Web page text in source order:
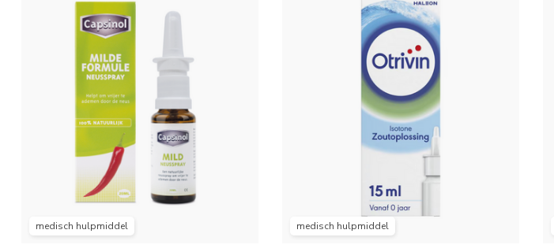
medisch hulpmiddel medisch hulpmiddel